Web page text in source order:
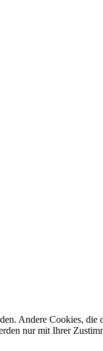
Andere Cookies,
nur mit Ihrer